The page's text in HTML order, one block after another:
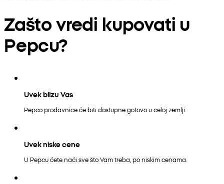
Zašto vredi kupovati u
Pepcu?
Uvek blizu Vas
Pepco prodavnice će biti dostupne gotovo u celoj zemlji.
Uvek niske cene
U Pepcu ćete naći sve što Vam treba, po niskim cenama.